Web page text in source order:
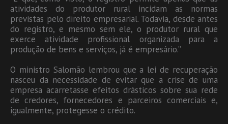
atividades do produtor rural incidam as normas
previstas pelo direito empresarial. Todavia, desde antes
do registro, e mesmo sem ele, o produtor rural que
exerce atividade profissional organizada para a
produção de bens e serviços, já é empresário.”
O ministro Salomão lembrou que a lei de recuperação
nasceu da necessidade de evitar que a crise de uma
empresa acarretasse efeitos drásticos sobre sua rede
de credores, fornecedores e parceiros comerciais e,
igualmente, protegesse o crédito.